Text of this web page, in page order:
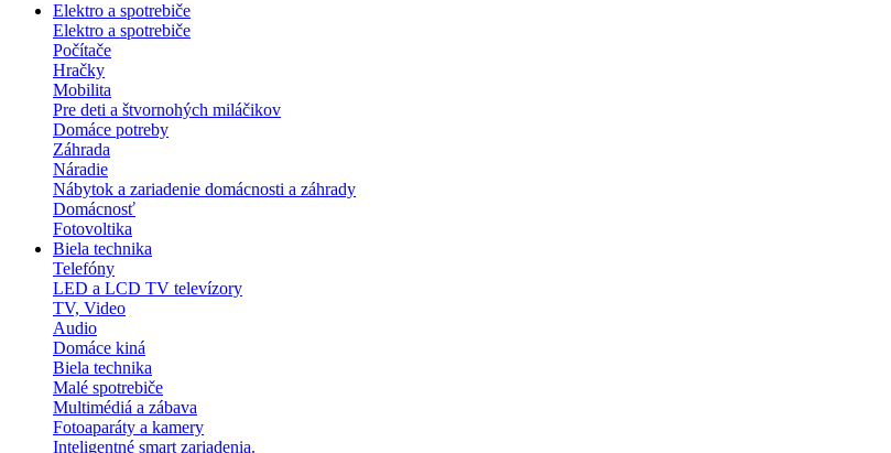
Elektro a spotrebiče
Elektro a spotrebiče
Počítače
Hračky
Mobilita
Pre deti a štvornohých miláčikov
Domáce potreby
Záhrada
Náradie
Nábytok a zariadenie domácnosti a záhrady
Domácnosť
Fotovoltika
Biela technika
Telefóny
LED a LCD TV televízory
TV, Video
Audio
Domáce kiná
Biela technika
Malé spotrebiče
Multimédiá a zábava
Fotoaparáty a kamery
Inteligentné smart zariadenia.